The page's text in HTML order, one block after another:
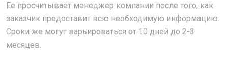
Ее просчитывает менеджер компании после того, как
заказчик предоставит всю необходимую информацию.
Сроки же могут варьироваться от 10 дней до 2-3
месяцев.